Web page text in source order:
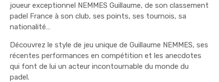
joueur exceptionnel NEMMES Guillaume, de son classement
padel France à son club, ses points, ses tournois, sa
nationalité…
Découvrez le style de jeu unique de Guillaume NEMMES, ses
récentes performances en compétition et les anecdotes
qui font de lui un acteur incontournable du monde du
padel.